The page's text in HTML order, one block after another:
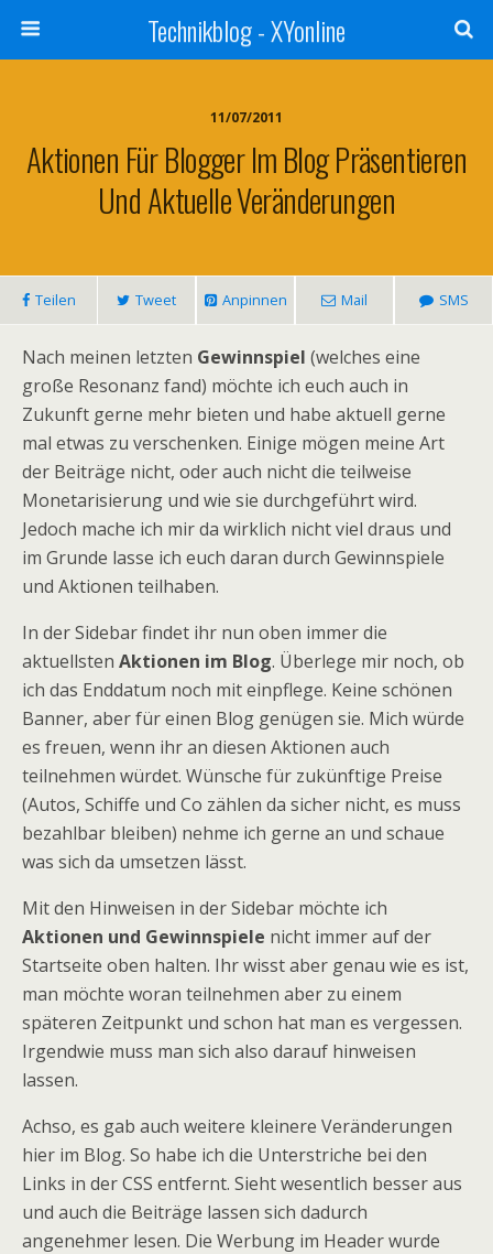
Technikblog - XYonline
11/07/2011
Aktionen Für Blogger Im Blog Präsentieren
Und Aktuelle Veränderungen
Teilen Tweet Anpinnen Mail SMS
Nach meinen letzten Gewinnspiel (welches eine
große Resonanz fand) möchte ich euch auch in
Zukunft gerne mehr bieten und habe aktuell gerne
mal etwas zu verschenken. Einige mögen meine Art
der Beiträge nicht, oder auch nicht die teilweise
Monetarisierung und wie sie durchgeführt wird.
Jedoch mache ich mir da wirklich nicht viel draus und
im Grunde lasse ich euch daran durch Gewinnspiele
und Aktionen teilhaben.
In der Sidebar findet ihr nun oben immer die
aktuellsten Aktionen im Blog. Überlege mir noch, ob
ich das Enddatum noch mit einpflege. Keine schönen
Banner, aber für einen Blog genügen sie. Mich würde
es freuen, wenn ihr an diesen Aktionen auch
teilnehmen würdet. Wünsche für zukünftige Preise
(Autos, Schiffe und Co zählen da sicher nicht, es muss
bezahlbar bleiben) nehme ich gerne an und schaue
was sich da umsetzen lässt.
Mit den Hinweisen in der Sidebar möchte ich
Aktionen und Gewinnspiele nicht immer auf der
Startseite oben halten. Ihr wisst aber genau wie es ist,
man möchte woran teilnehmen aber zu einem
späteren Zeitpunkt und schon hat man es vergessen.
Irgendwie muss man sich also darauf hinweisen
lassen.
Achso, es gab auch weitere kleinere Veränderungen
hier im Blog. So habe ich die Unterstriche bei den
Links in der CSS entfernt. Sieht wesentlich besser aus
und auch die Beiträge lassen sich dadurch
angenehmer lesen. Die Werbung im Header wurde